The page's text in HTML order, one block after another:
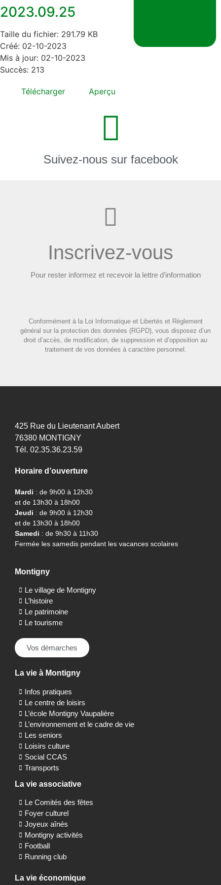
2023.09.25
Taille du fichier: 291.79 KB
Créé: 02-10-2023
Mis à jour: 02-10-2023
Succès: 213
Télécharger Aperçu
Suivez-nous sur facebook
Inscrivez-vous
Pour rester informez et recevoir la lettre d’information
Conformément à la Loi Informatique et Libertés et Règlement
général sur la protection des données (RGPD), vous disposez d’un
droit d’accès, de modification, de suppression et d’opposition au
traitement de vos données à caractère personnel.
425 Rue du Lieutenant Aubert
76380 MONTIGNY
Tél. 02.35.36.23.59
Horaire d’ouverture
Mardi : de 9h00 à 12h30
et de 13h30 à 18h00
Jeudi : de 9h00 à 12h30
et de 13h30 à 18h00
Samedi : de 9h30 à 11h30
Fermée les samedis pendant les vacances scolaires
Montigny
Le village de Montigny
L’histoire
Le patrimoine
Le tourisme
Vos démarches
La vie à Montigny
Infos pratiques
Le centre de loisirs
L’école Montigny Vaupalière
L’environnement et le cadre de vie
Les seniors
Loisirs culture
Social CCAS
Transports
La vie associative
Le Comités des fêtes
Foyer culturel
Joyeux aînés
Montigny activités
Football
Running club
La vie économique